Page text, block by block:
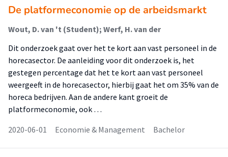
De platformeconomie op de arbeidsmarkt
Wout, D. van 't (Student); Werf, H. van der
Dit onderzoek gaat over het te kort aan vast personeel in de
horecasector. De aanleiding voor dit onderzoek is, het
gestegen percentage dat het te kort aan vast personeel
weergeeft in de horecasector, hierbij gaat het om 35% van de
horeca bedrijven. Aan de andere kant groeit de
platformeconomie, ook …
2020-06-01
Economie & Management Bachelor